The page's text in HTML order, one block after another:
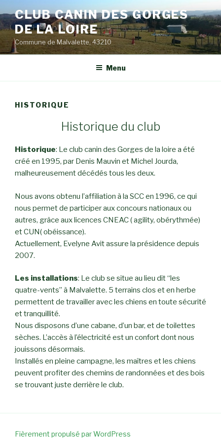
au
contenu
principal
CLUB CANIN DES GORGES
DE LA LOIRE
Commune de Malvalette, 43210
Menu
HISTORIQUE
Historique du club
Historique: Le club canin des Gorges de la loire a été
créé en 1995, par Denis Mauvin et Michel Jourda,
malheureusement décédés tous les deux.
Nous avons obtenu l’affiliation à la SCC en 1996, ce qui
nous permet de participer aux concours nationaux ou
autres, grâce aux licences CNEAC ( agility, obérythmée)
et CUN( obéissance).
Actuellement, Evelyne Avit assure la présidence depuis
2007.
Les installations: Le club se situe au lieu dit “les
quatre-vents” à Malvalette. 5 terrains clos et en herbe
permettent de travailler avec les chiens en toute sécurité
et tranquillité.
Nous disposons d’une cabane, d’un bar, et de toilettes
sèches. L’accès à l’électricité est un confort dont nous
jouissons désormais.
Installés en pleine campagne, les maîtres et les chiens
peuvent profiter des chemins de randonnées et des bois
se trouvant juste derrière le club.
Fièrement propulsé par WordPress